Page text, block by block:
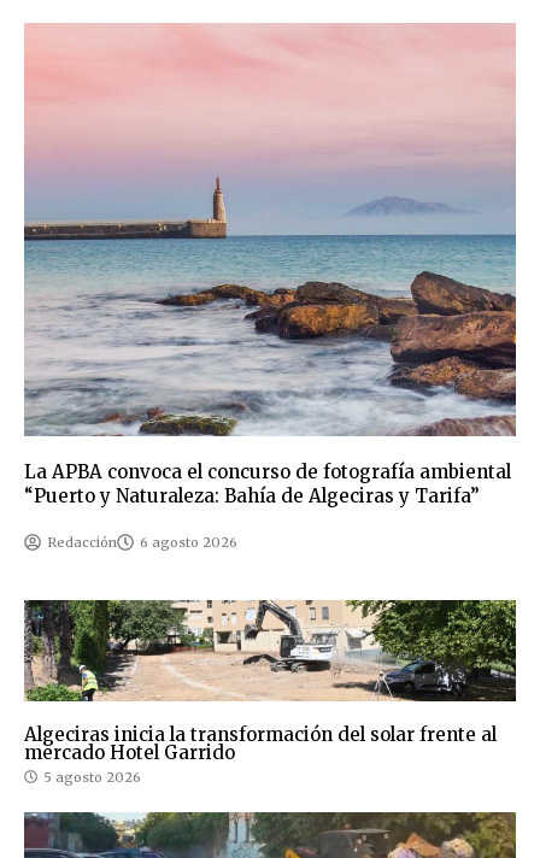
La APBA convoca el concurso de fotografía ambiental
“Puerto y Naturaleza: Bahía de Algeciras y Tarifa”
Redacción 6 agosto 2026
Algeciras inicia la transformación del solar frente al
mercado Hotel Garrido
5 agosto 2026